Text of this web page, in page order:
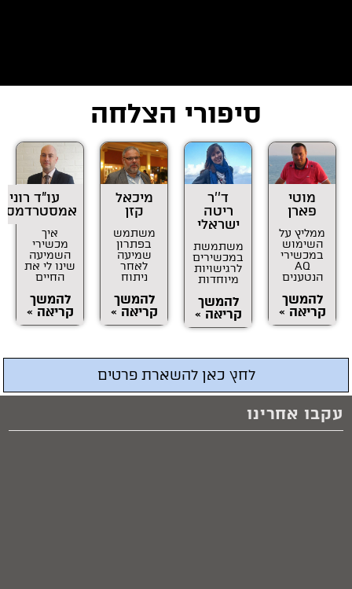
סיפורי הצלחה
מוטי
פארן
ממליץ על
השימוש
במכשירי
AQ
הנטענים
להמשך
קריאה »
ד''ר
ריטה
ישראלי
משתמשת
במכשירים
לרגישויות
מיוחדות
להמשך
קריאה »
מיכאל
קזן
משתמש
בפתרון
שמיעה
לאחר
ניתוח
להמשך
קריאה »
עו"ד רוני
איך
מכשירי
השמיעה
שינו לי את
החיים
להמשך
קריאה »
לחץ כאן להשארת פרטים
עקבו אחרינו